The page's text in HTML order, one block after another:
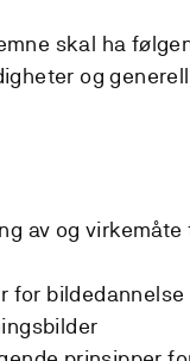
skal ha
og
av og
for bildedannelse